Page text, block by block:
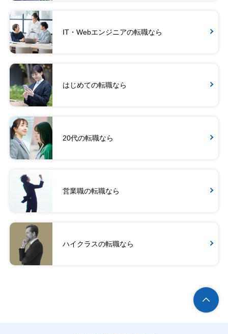
IT・Webエンジニアの転職なら
はじめての転職なら
20代の転職なら
営業職の転職なら
ハイクラスの転職なら